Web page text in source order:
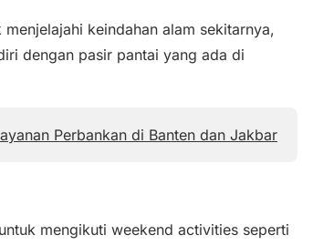
keindahan alam sekitarnya,
dengan pasir pantai yang ada di
Perbankan di Banten dan Jakbar
mengikuti weekend activities seperti